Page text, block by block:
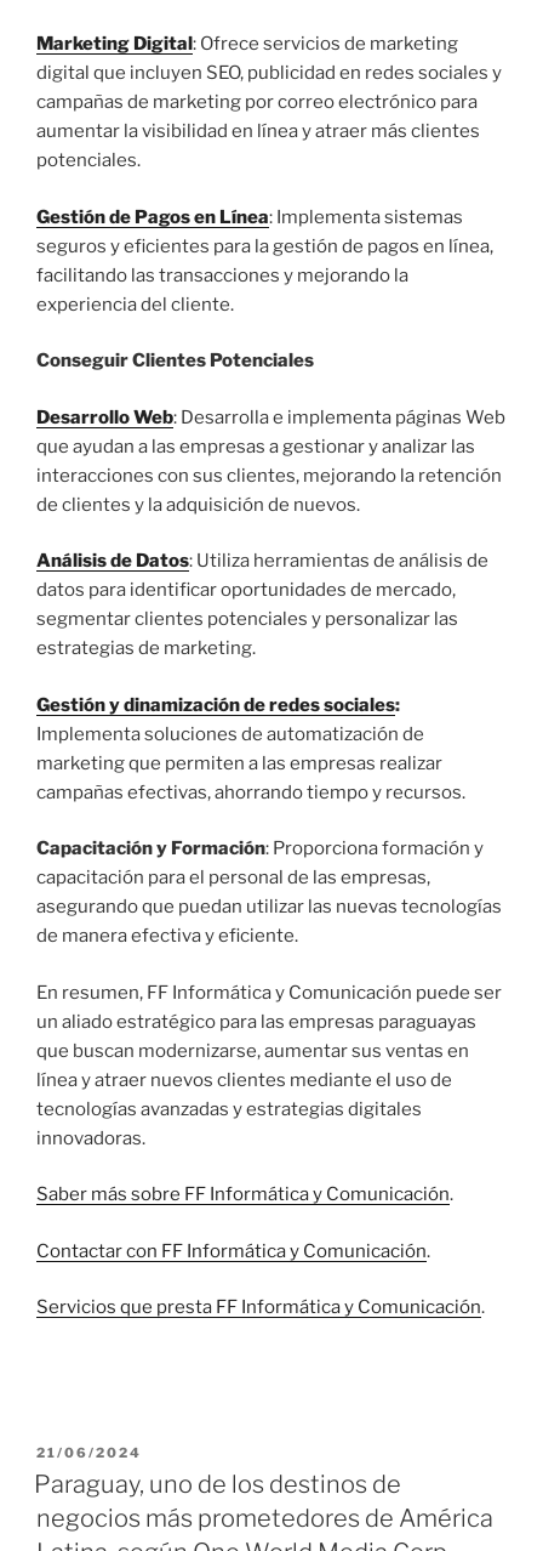
Marketing Digital: Ofrece servicios de marketing
digital que incluyen SEO, publicidad en redes sociales y
campañas de marketing por correo electrónico para
aumentar la visibilidad en línea y atraer más clientes
potenciales.
Gestión de Pagos en Línea: Implementa sistemas
seguros y eficientes para la gestión de pagos en línea,
facilitando las transacciones y mejorando la
experiencia del cliente.
Conseguir Clientes Potenciales
Desarrollo Web: Desarrolla e implementa páginas Web
que ayudan a las empresas a gestionar y analizar las
interacciones con sus clientes, mejorando la retención
de clientes y la adquisición de nuevos.
Análisis de Datos: Utiliza herramientas de análisis de
datos para identificar oportunidades de mercado,
segmentar clientes potenciales y personalizar las
estrategias de marketing.
Gestión y dinamización de redes sociales:
Implementa soluciones de automatización de
marketing que permiten a las empresas realizar
campañas efectivas, ahorrando tiempo y recursos.
Capacitación y Formación: Proporciona formación y
capacitación para el personal de las empresas,
asegurando que puedan utilizar las nuevas tecnologías
de manera efectiva y eficiente.
En resumen, FF Informática y Comunicación puede ser
un aliado estratégico para las empresas paraguayas
que buscan modernizarse, aumentar sus ventas en
línea y atraer nuevos clientes mediante el uso de
tecnologías avanzadas y estrategias digitales
innovadoras.
Saber más sobre FF Informática y Comunicación.
Contactar con FF Informática y Comunicación.
Servicios que presta FF Informática y Comunicación.
P
U
B
L
I
21/06/2024
Paraguay, uno de los destinos de
negocios más prometedores de América